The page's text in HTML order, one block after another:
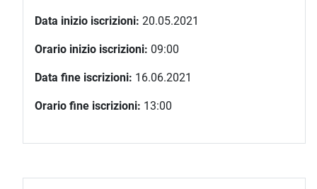
Data inizio iscrizioni: 20.05.2021
Orario inizio iscrizioni: 09:00
Data fine iscrizioni: 16.06.2021
Orario fine iscrizioni: 13:00